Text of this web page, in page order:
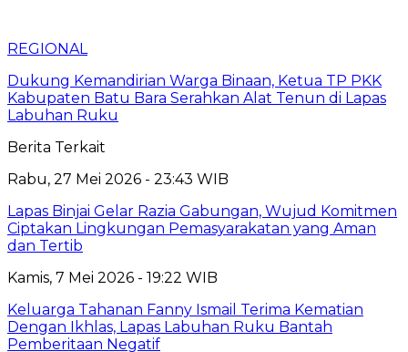
REGIONAL
Dukung Kemandirian Warga Binaan, Ketua TP PKK
Kabupaten Batu Bara Serahkan Alat Tenun di Lapas
Labuhan Ruku
Berita Terkait
Rabu, 27 Mei 2026 - 23:43 WIB
Lapas Binjai Gelar Razia Gabungan, Wujud Komitmen
Ciptakan Lingkungan Pemasyarakatan yang Aman
dan Tertib
Kamis, 7 Mei 2026 - 19:22 WIB
Keluarga Tahanan Fanny Ismail Terima Kematian
Dengan Ikhlas, Lapas Labuhan Ruku Bantah
Pemberitaan Negatif